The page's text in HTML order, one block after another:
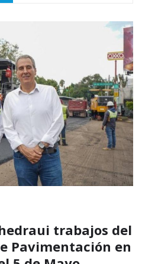
trabajos del
Pavimentación en